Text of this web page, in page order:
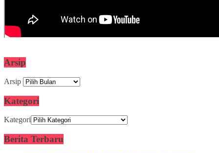
Arsip
Arsip
Kategori
Kategori
Berita Terbaru